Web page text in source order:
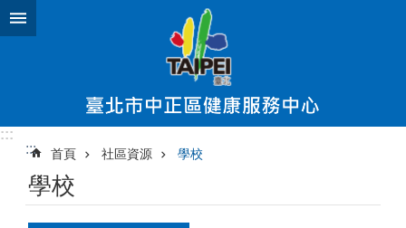
跳到主要內容區塊
:::
:::
首頁 社區資源 學校
學校